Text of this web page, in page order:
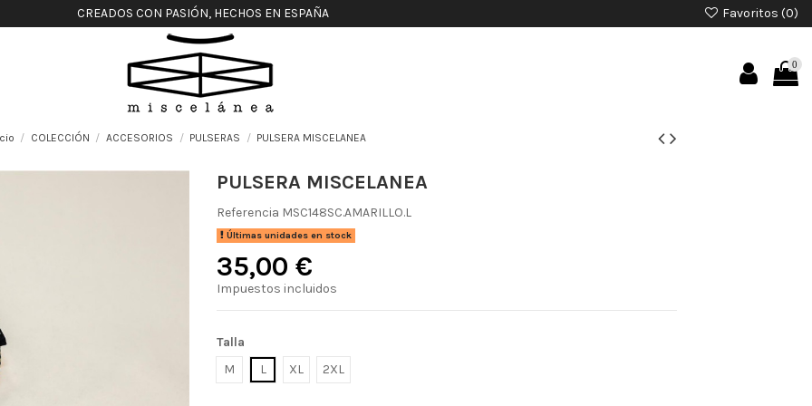
CREADOS CON PASIÓN, HECHOS EN ESPAÑA Favoritos (0)
0
COLECCIÓN ACCESORIOS PULSERAS PULSERA MISCELANEA
PULSERA MISCELANEA
Referencia MSC148SC.AMARILLO.L
Últimas unidades en stock
35,00 €
Impuestos incluidos
Talla
M
L XL 2XL